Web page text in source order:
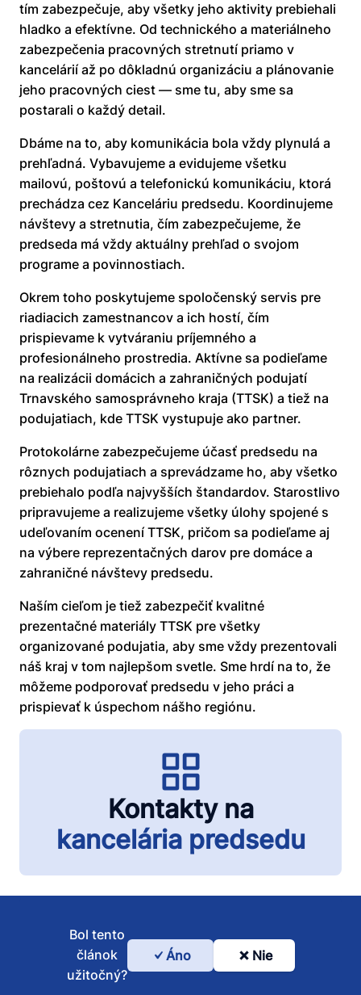
tím zabezpečuje, aby všetky jeho aktivity prebiehali
hladko a efektívne. Od technického a materiálneho
zabezpečenia pracovných stretnutí priamo v
kancelárií až po dôkladnú organizáciu a plánovanie
jeho pracovných ciest — sme tu, aby sme sa
postarali o každý detail.
Dbáme na to, aby komunikácia bola vždy plynulá a
prehľadná. Vybavujeme a evidujeme všetku
mailovú, poštovú a telefonickú komunikáciu, ktorá
prechádza cez Kanceláriu predsedu. Koordinujeme
návštevy a stretnutia, čím zabezpečujeme, že
predseda má vždy aktuálny prehľad o svojom
programe a povinnostiach.
Okrem toho poskytujeme spoločenský servis pre
riadiacich zamestnancov a ich hostí, čím
prispievame k vytváraniu príjemného a
profesionálneho prostredia. Aktívne sa podieľame
na realizácii domácich a zahraničných podujatí
Trnavského samosprávneho kraja (TTSK) a tiež na
podujatiach, kde TTSK vystupuje ako partner.
Protokolárne zabezpečujeme účasť predsedu na
rôznych podujatiach a sprevádzame ho, aby všetko
prebiehalo podľa najvyšších štandardov. Starostlivo
pripravujeme a realizujeme všetky úlohy spojené s
udeľovaním ocenení TTSK, pričom sa podieľame aj
na výbere reprezentačných darov pre domáce a
zahraničné návštevy predsedu.
Naším cieľom je tiež zabezpečiť kvalitné
prezentačné materiály TTSK pre všetky
organizované podujatia, aby sme vždy prezentovali
náš kraj v tom najlepšom svetle. Sme hrdí na to, že
môžeme podporovať predsedu v jeho práci a
prispievať k úspechom nášho regiónu.
Kontakty na
kancelária predsedu
Bol
Bol tento
článok
užitočný?
Áno Nie